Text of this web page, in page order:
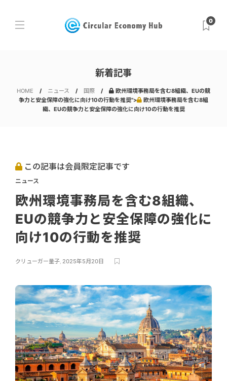
0
新着記事
HOME ニュース 国際
欧州環境事務局を含む8組織、EUの競
争力と安全保障の強化に向け10の行動を推奨">
欧州環境事務局を含む8組
織、EUの競争力と安全保障の強化に向け10の行動を推奨
この記事は会員限定記事です
ニュース
欧州環境事務局を含む8組織、
EUの競争力と安全保障の強化に
向け10の行動を推奨
クリューガー量子, 2025年5月20日